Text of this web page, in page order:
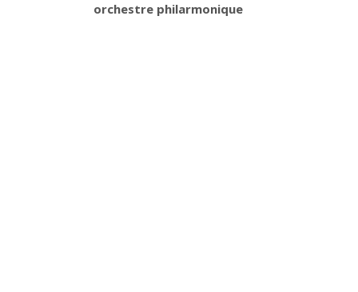
orchestre philarmonique